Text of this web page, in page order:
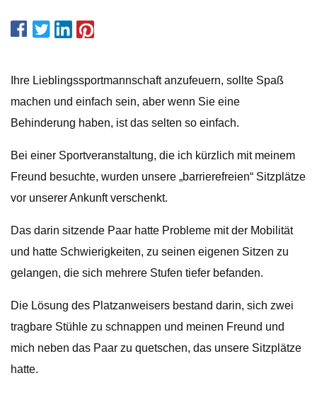
Ihre Lieblingssportmannschaft anzufeuern, sollte Spaß
machen und einfach sein, aber wenn Sie eine
Behinderung haben, ist das selten so einfach.
Bei einer Sportveranstaltung, die ich kürzlich mit meinem
Freund besuchte, wurden unsere „barrierefreien“ Sitzplätze
vor unserer Ankunft verschenkt.
Das darin sitzende Paar hatte Probleme mit der Mobilität
und hatte Schwierigkeiten, zu seinen eigenen Sitzen zu
gelangen, die sich mehrere Stufen tiefer befanden.
Die Lösung des Platzanweisers bestand darin, sich zwei
tragbare Stühle zu schnappen und meinen Freund und
mich neben das Paar zu quetschen, das unsere Sitzplätze
hatte.